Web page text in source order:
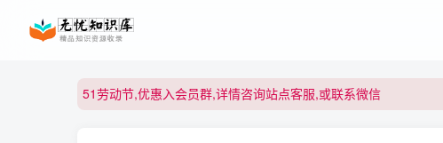
51劳动节,优惠入会员群,详情咨询站点客服,或联系微信
51劳动节,优惠入会员群,详情咨询站点客服,或联系微信